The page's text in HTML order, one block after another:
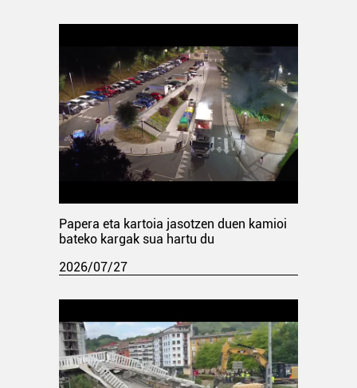
Papera eta kartoia jasotzen duen kamioi
bateko kargak sua hartu du
2026/07/27